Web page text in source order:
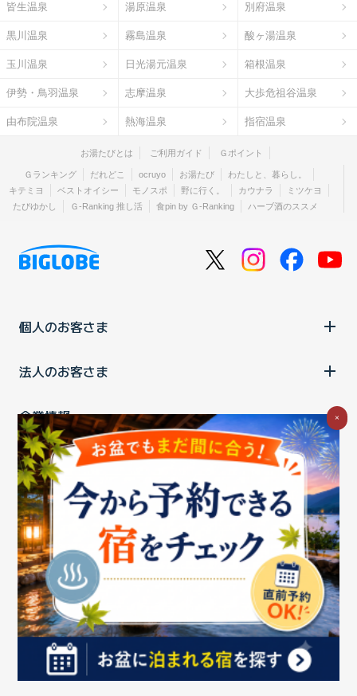
皆生温泉 湯原温泉 別府温泉
黒川温泉 霧島温泉 酸ヶ湯温泉
玉川温泉 日光湯元温泉 箱根温泉
伊勢・鳥羽温泉 志摩温泉 大歩危祖谷温泉
由布院温泉 熱海温泉 指宿温泉
お湯たびとは ご利用ガイド Ｇポイント
Ｇランキング だれどこ ocruyo お湯たび
わたしと、暮らし。
キテミヨ
ベストオイシー モノスポ 野に行く。 カウナラ
ミツケヨ
たびゆかし
Ｇ-Ranking 推し活 食pin by Ｇ-Ranking ハーブ酒のススメ
個人のお客さま
法人のお客さま
企業情報
ご利用中の方
お問い合わせ消費税の表示 ウェブアクセシビリティの取り組み
個人情報保護ポリシープライバシーポータル
Cookieポリシー
特定商取引法に基づく表記情報セキュリティ基本方針
商標についてBIGLOBEトップ
Copyright ©BIGLOBE Inc. 2026.All rights reserved.
×